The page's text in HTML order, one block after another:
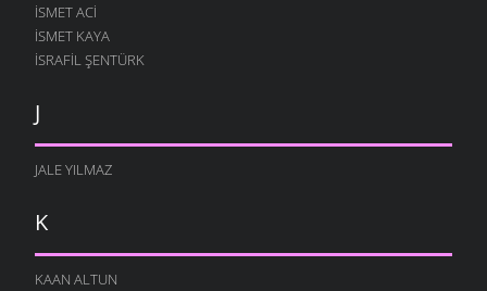
İSMET ACI
ISMET KAYA
İSRAFIL ŞENTÜRK
J
JALE YILMAZ
K
KAAN ALTUN